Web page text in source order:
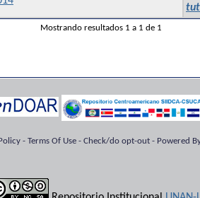
Mostrando resultados 1 a 1 de 1
- Terms Of Use - Check/do opt-out - Powered